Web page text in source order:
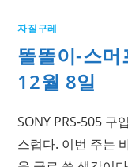
자질구레
똘똘이-스
12월 8일
SONY PRS-505 구
스럽다. 이번 주는